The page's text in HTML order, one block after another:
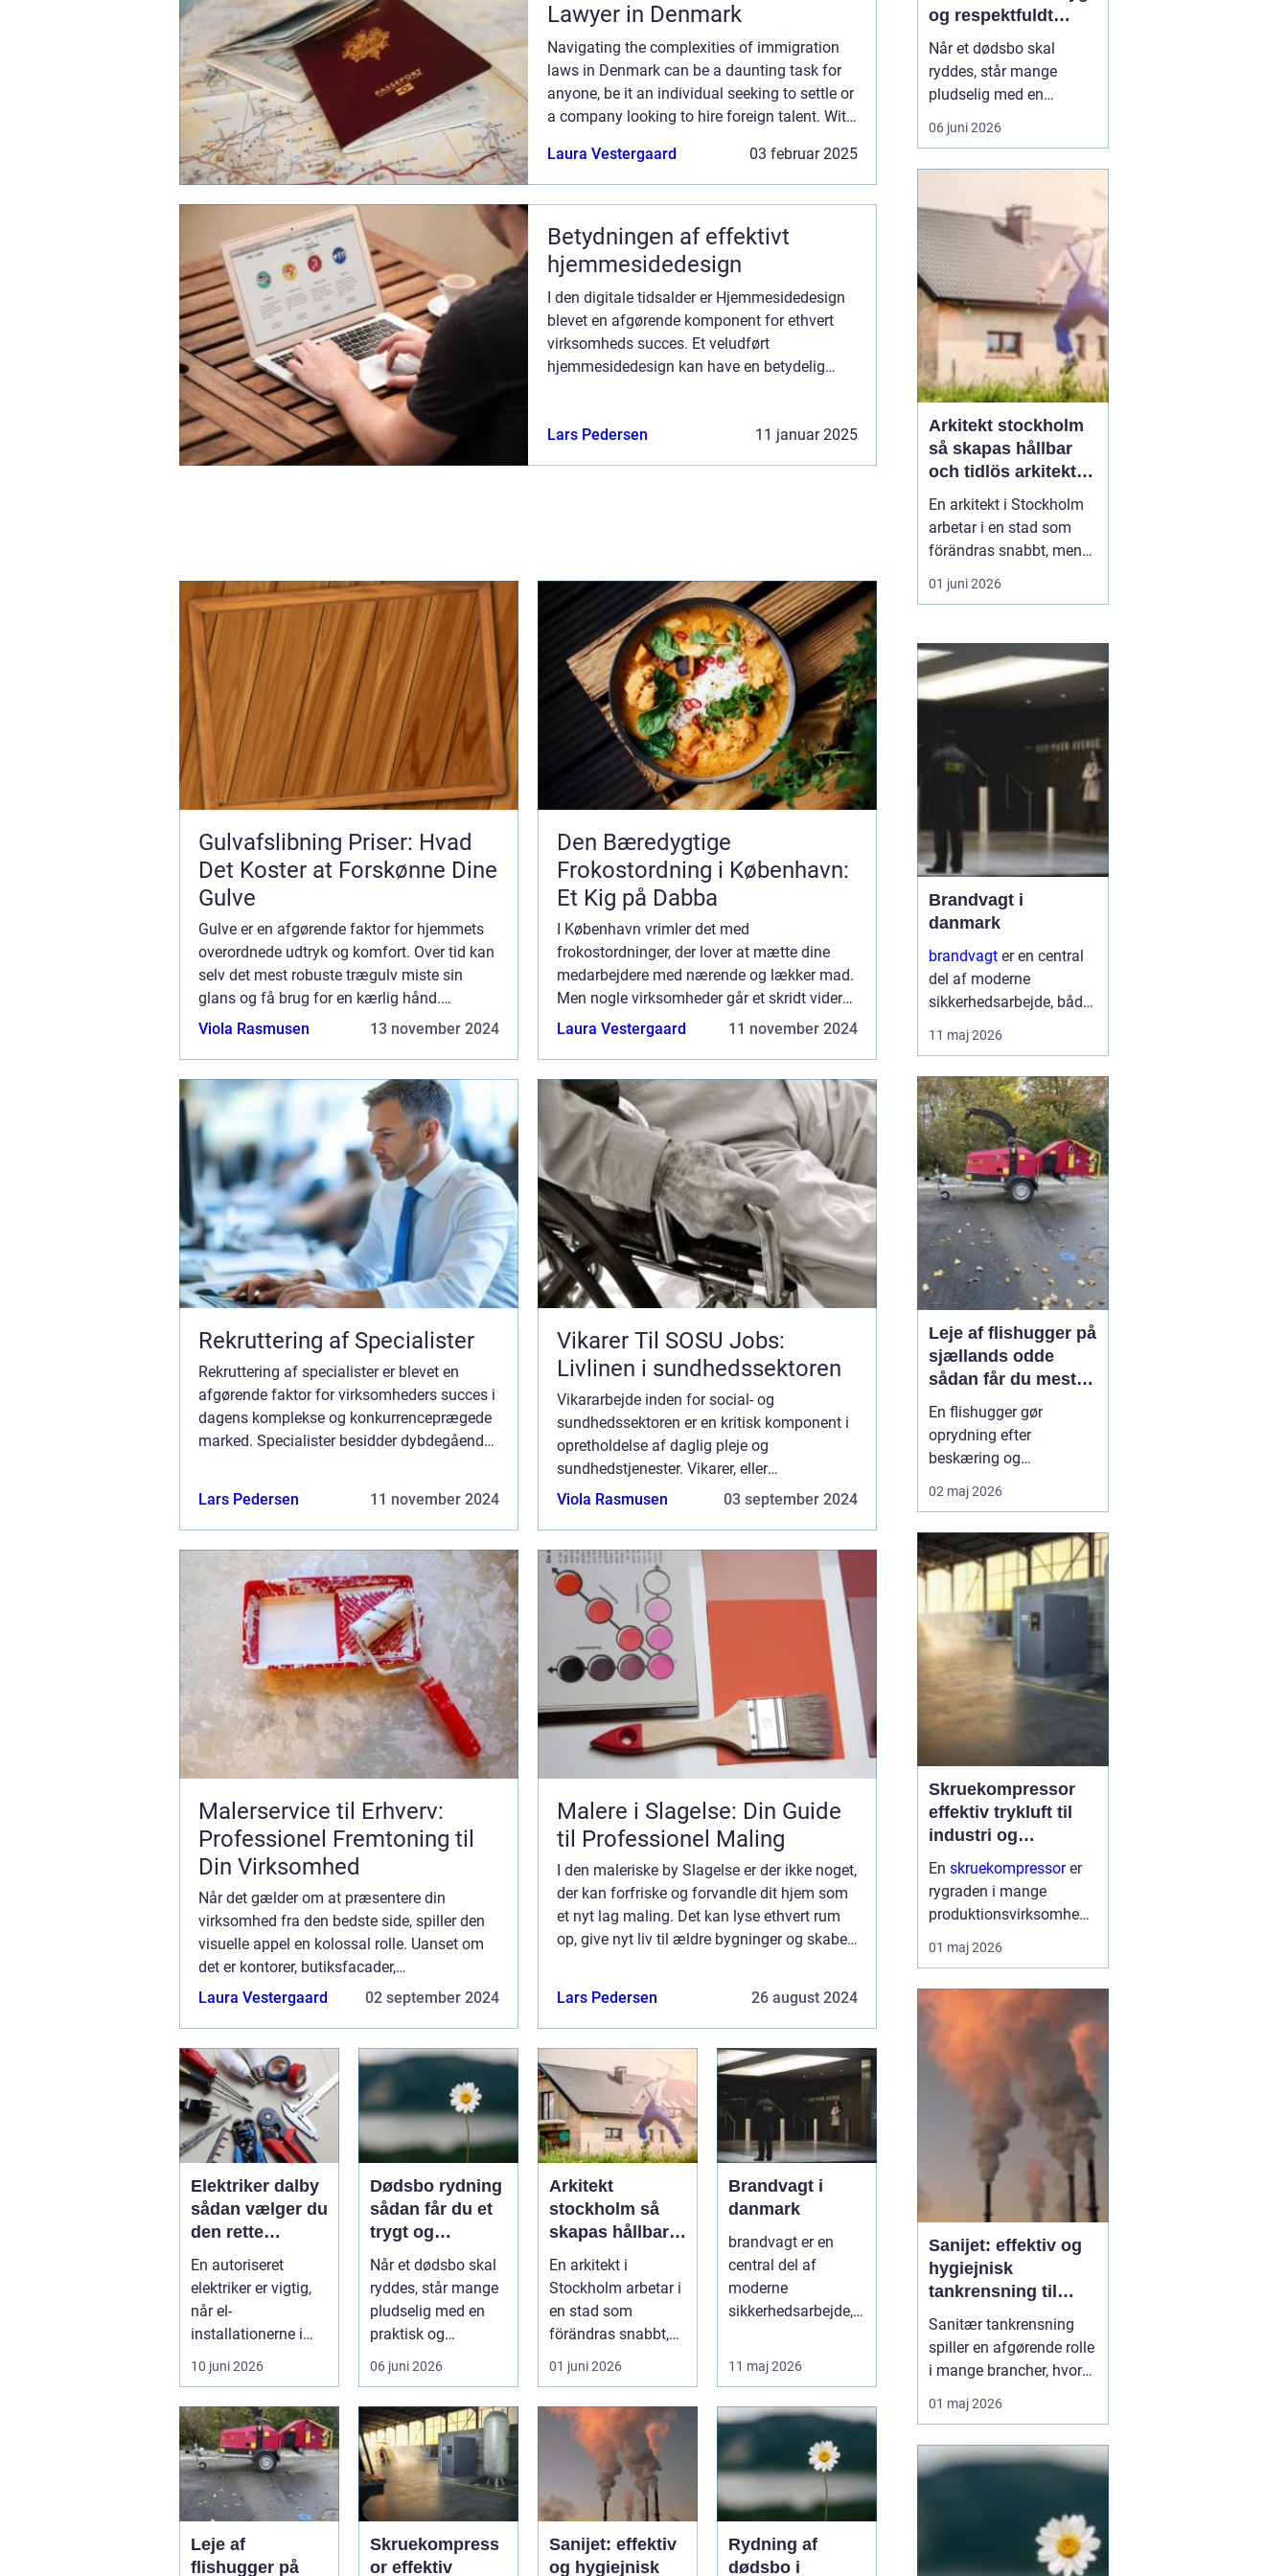
Lawyer in Denmark
Navigating the complexities of immigration
laws in Denmark can be a daunting task for
anyone, be it an individual seeking to settle or
a company looking to hire foreign talent. With
understanding the nuances ...
Laura Vestergaard 03 februar 2025
Betydningen af effektivt
hjemmesidedesign
I den digitale tidsalder er Hjemmesidedesign
blevet en afgørende komponent for ethvert
virksomheds succes. Et veludført
hjemmesidedesign kan have en betydelig
Lars Pedersen
11 januar 2025
Gulvafslibning Priser: Hvad
Det Koster at Forskønne Dine
Gulve
Gulve er en afgørende faktor for hjemmets
overordnede udtryk og komfort. Over tid kan
selv det mest robuste trægulv miste sin
glans og få brug for en kærlig hånd.
Gulvafslibning priser er en populær
Viola Rasmusen 13 november 2024
Den Bæredygtige
Frokostordning i København:
Et Kig på Dabba
I København vrimler det med
frokostordninger, der lover at mætte dine
medarbejdere med nærende og lækker mad.
Men nogle virksomheder går et skridt videre,
og fokuserer ikke kun på madens smag og
Laura Vestergaard 11 november 2024
Rekruttering af Specialister
Rekruttering af specialister er blevet en
afgørende faktor for virksomheders succes i
dagens komplekse og konkurrenceprægede
marked. Specialister besidder dybdegående
Lars Pedersen 11 november 2024
Vikarer Til SOSU Jobs:
Livlinen i sundhedssektoren
Vikararbejde inden for social- og
sundhedssektoren er en kritisk komponent i
opretholdelse af daglig pleje og
sundhedstjenester. Vikarer, eller
pædagogvikar, som de ofte kaldes i brede
Viola Rasmusen 03 september 2024
Malerservice til Erhverv:
Professionel Fremtoning til
Din Virksomhed
Når det gælder om at præsentere din
virksomhed fra den bedste side, spiller den
visuelle appel en kolossal rolle. Uanset om
det er kontorer, butiksfacader,
produktionshaller eller andre erhvervslokaler,
Laura Vestergaard 02 september 2024
Malere i Slagelse: Din Guide
til Professionel Maling
I den maleriske by Slagelse er der ikke noget,
der kan forfriske og forvandle dit hjem som
et nyt lag maling. Det kan lyse ethvert rum
op, give nyt liv til ældre bygninger og skabe
Lars Pedersen 26 august 2024
Elektriker dalby
sådan vælger du
den rette
fagmand til dine
el-opgaver
En autoriseret
elektriker er vigtig,
når el-
installationerne i
hjemmet eller
være ...
10 juni 2026
Dødsbo rydning
sådan får du et
trygt og
respektfuldt
forløb
Når et dødsbo skal
ryddes, står mange
pludselig med en
praktisk og
følelsesmæssig
gang....
06 juni 2026
Arkitekt
stockholm så
skapas hållbar
och tidlös
arkitektur i
huvudstaden
En arkitekt i
Stockholm arbetar i
en stad som
förändras snabbt,
men också präglas
01 juni 2026
Brandvagt i
danmark
brandvagt er en
central del af
moderne
sikkerhedsarbejde,
byggepladser, ved
11 maj 2026
Leje af
flishugger på
Skruekompress
or effektiv
Sanijet: effektiv
og hygiejnisk
Rydning af
dødsbo i
og respektfuldt
forløb
Når et dødsbo skal
ryddes, står mange
pludselig med en
praktisk og
følelsesmæssig opgave
rummer minder, og
samtidig er der
tidsfrister, økonomi og
måske uenighed i
familien. Her kan en
professionel løsn...
06 juni 2026
Arkitekt stockholm
så skapas hållbar
och tidlös arkitektur
i huvudstaden
En arkitekt i Stockholm
arbetar i en stad som
förändras snabbt, men
också präglas av starka
historiska lager. Det gör
spännande. När en
privatperson,
fastighetsägare eller
arkitekt i Stockholm
handlar upp...
01 juni 2026
Brandvagt i
danmark
brandvagt er en central
del af moderne
sikkerhedsarbejde, både
på byggepladser, ved
events og i virksomheder
brandrisiko. En
professionel ordning
med brandvagt handler
ikke kun...
11 maj 2026
Leje af flishugger på
sjællands odde
sådan får du mest
ud af arbejdet
En flishugger gør
oprydning efter
beskæring og
træfældning markant
lettere. I stedet for at
køre grene på
genbrugspladsen, kan
du på få timer omdanne
bunken til anvendelig flis
til bede, stier eller
kompost. Mange på
Sjællands O...
02 maj 2026
Skruekompressor
effektiv trykluft til
industri og
værksted
En skruekompressorer
rygraden i mange
produktionsvirksomhede
r, værksteder og
autohuse. Den leverer en
som driver alt fra
luftværktøj og
produktionslinjer til
sprøjtea...
01 maj 2026
Sanijet: effektiv og
hygiejnisk
tankrensning til
krævende industrier
Sanitær tankrensning
spiller en afgørende rolle
i mange brancher, hvor
produktkvalitet, hygiejne
og driftssikkerhed er i
blevet et velkendt navn,
01 maj 2026